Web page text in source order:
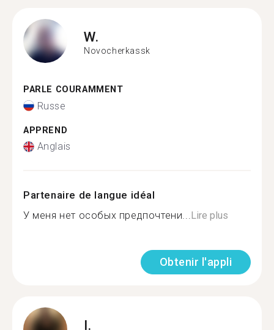
W.
Novocherkassk
PARLE COURAMMENT
Russe
APPREND
Anglais
Partenaire de langue idéal
У меня нет особых предпочтени...Lire plus
Obtenir l'appli
I.